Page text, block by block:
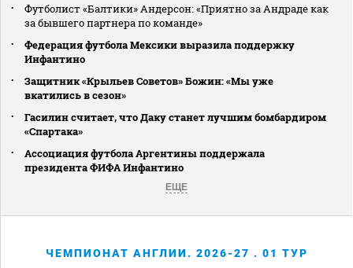
Футболист «Балтики» Андерсон: «Приятно за Андраде как
за бывшего партнера по команде»
Федерация футбола Мексики выразила поддержку
Инфантино
Защитник «Крыльев Советов» Божин: «Мы уже
вкатились в сезон»
Гасилин считает, что Даку станет лучшим бомбардиром
«Спартака»
Ассоциация футбола Аргентины поддержала
президента ФИФА Инфантино
ЕЩЕ
ЧЕМПИОНАТ АНГЛИИ. 2026-27 . 01 ТУР